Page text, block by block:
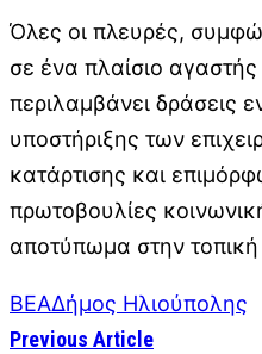
Όλες οι πλευρές,
σε ένα πλαίσιο
περιλαμβάνει δράσεις
υποστήριξης των
κατάρτισης και
πρωτοβουλίες
αποτύπωμα στην τοπική
ΒΕΑΔήμος Ηλιούπολης
Previous Article